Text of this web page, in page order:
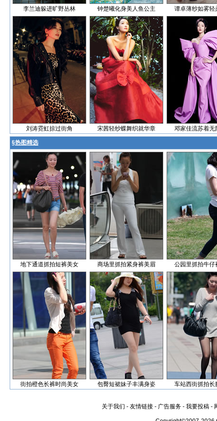
李兰迪躲进旷野丛林 钟楚曦化身美人鱼公主 谭卓薄纱如雾轻
刘涛霓虹掠过街角 宋茜轻纱蝶舞织就华章 邓家佳流苏着无
§热图精选
地下通道抓拍短裤美女 商场里抓拍紧身裤美眉 公园里抓拍牛仔
街拍橙色长裤时尚美女 包臀短裙妹子丰满身姿 车站西街抓拍长
关于我们 - 友情链接 - 广告服务 - 我要投稿 -